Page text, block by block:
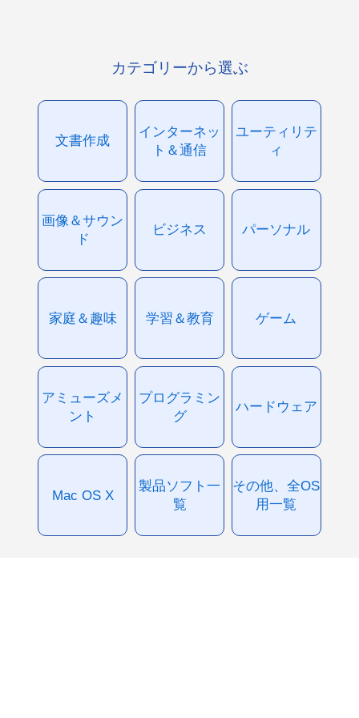
カテゴリーから選ぶ
文書作成
インターネッ
ト＆通信
ユーティリテ
ィ
画像＆サウン
ド
ビジネス パーソナル
家庭＆趣味 学習＆教育 ゲーム
アミューズメ
ント
プログラミン
グ
ハードウェア
Mac OS X
製品ソフト一
覧
その他、全OS
用一覧